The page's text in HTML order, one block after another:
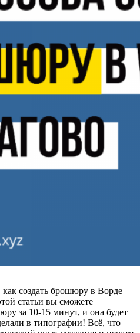
как создать брошюру в Ворде
статьи вы сможете
за 10-15 минут, и она будет
в типографии! Всё, что